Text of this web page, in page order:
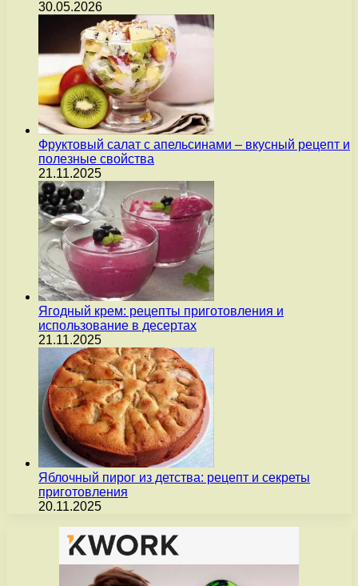
30.05.2026
Фруктовый салат с апельсинами – вкусный рецепт и
полезные свойства
21.11.2025
Ягодный крем: рецепты приготовления и
использование в десертах
21.11.2025
Яблочный пирог из детства: рецепт и секреты
приготовления
20.11.2025